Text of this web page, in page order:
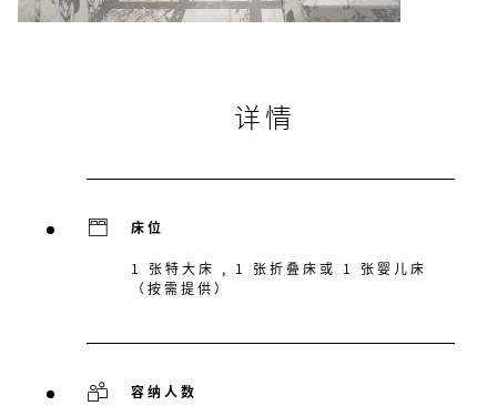
详情
床位
1 张特大床 , 1 张折叠床或 1 张婴儿床
（按需提供）
容纳人数